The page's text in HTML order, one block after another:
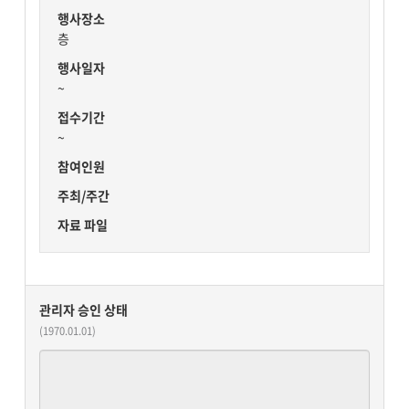
행사장소
층
행사일자
~
접수기간
~
참여인원
주최/주간
자료 파일
관리자 승인 상태
(1970.01.01)